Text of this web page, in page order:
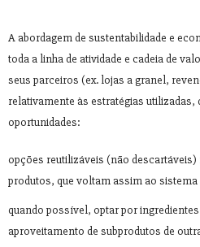
A abordagem de sustentabilidade e
toda a linha de atividade e cadeia de
seus parceiros (ex. lojas a granel,
relativamente às estratégias utilizadas,
oportunidades:
opções reutilizáveis (não
produtos, que voltam assim ao sistema
quando possível, optar por
aproveitamento de subprodutos de